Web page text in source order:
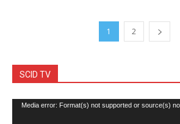
1 2
SCID TV
Lecteur
Media error: Format(s) not supported or source(s)